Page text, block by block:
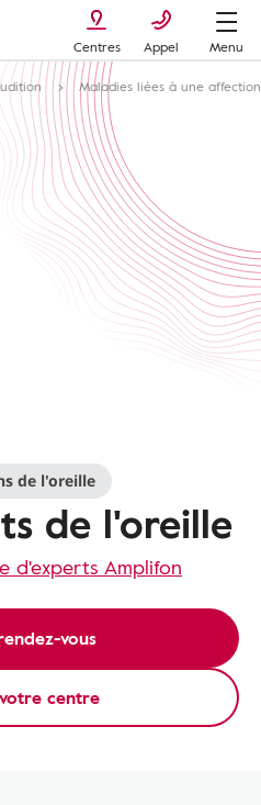
Centres Appel
Menu
Maladies liées à une
de l'oreille
de l'oreille
d'experts Amplifon
vous
centre